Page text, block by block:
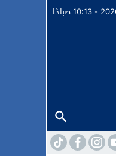
جماهيري غفير